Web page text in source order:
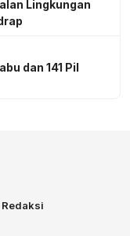
Lingkungan
dan 141 Pil